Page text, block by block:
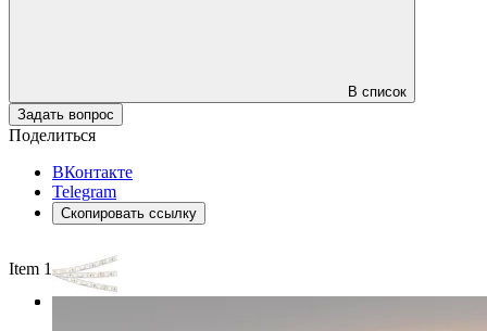
В список
Задать вопрос
Поделиться
ВКонтакте
Telegram
Скопировать ссылку
Item 1 of 3